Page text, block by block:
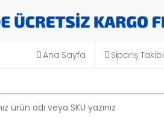
Ana Sayfa Sipariş Takibi